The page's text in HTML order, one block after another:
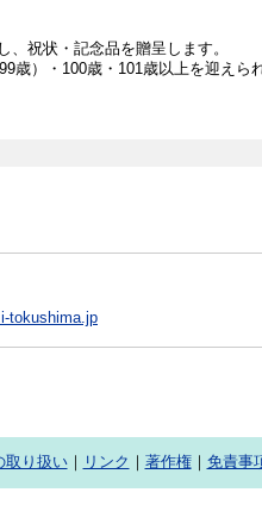
祝状・記念品を贈呈します。
歳）・100歳・101歳以上を迎えら
tokushima.jp
取り扱い｜ リンク ｜ 著作権｜ 免責事